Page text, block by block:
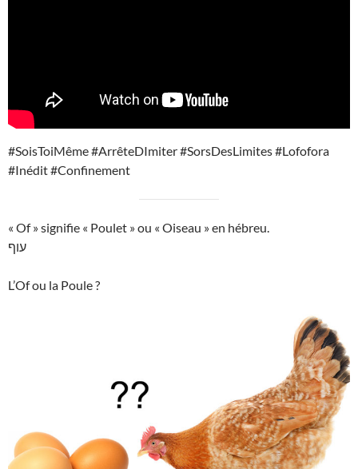
#SoisToiMême #ArrêteDImiter #SorsDesLimites #Lofofora
#Inédit #Confinement
« Of » signifie « Poulet » ou « Oiseau » en hébreu.
עוף
L’Of ou la Poule ?